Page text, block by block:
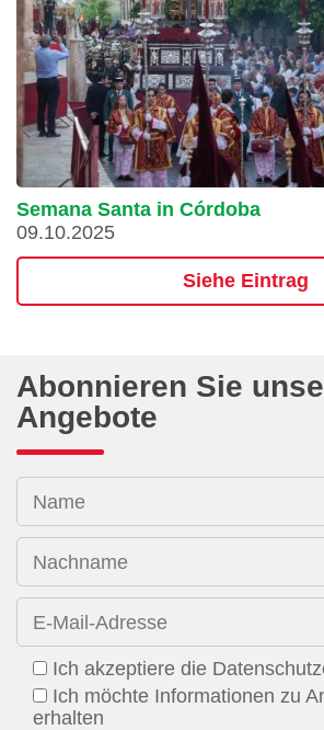
Semana Santa in Córdoba
09.10.2025
Siehe Eintrag
Abonnieren Sie
Angebote
Name
Nachname
E-Mail-Adresse
Ich akzeptiere die
Ich möchte Informationen zu
erhalten